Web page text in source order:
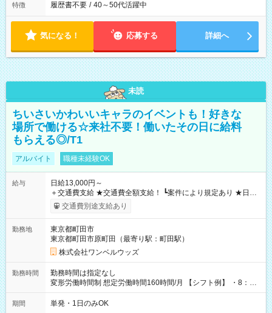
特徴 履歴書不要 / 40～50代活躍中
気になる！ 応募する 詳細へ
未読
ちいさいかわいいキャラのイベントも！好きな
場所で働ける☆来社不要！働いたその日に給料
もらえる◎/T1
アルバイト 職種未経験OK
給与
日給13,000円～
＋交通費支給 ★交通費全額支給！ ┗案件により規定あり ★日払
いOK！（規定あり） ┗働いたその日に現金GET♪ お仕事後はコ
ンビニATMから 日払い分を引き落とせます！ 【試用期間】試
交通費別途支給あり
勤務地
東京都町田市
東京都町田市原町田（最寄り駅：町田駅）
株式会社ワンベルウッズ
勤務時間
勤務時間は指定なし
変形労働時間制 想定労働時間160時間/月 【シフト例】 ・8：00
～21：00
期間 単発・1日のみOK